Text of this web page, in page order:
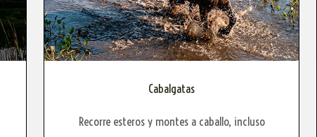
Cabalgatas
Recorre esteros y montes a caballo, incluso